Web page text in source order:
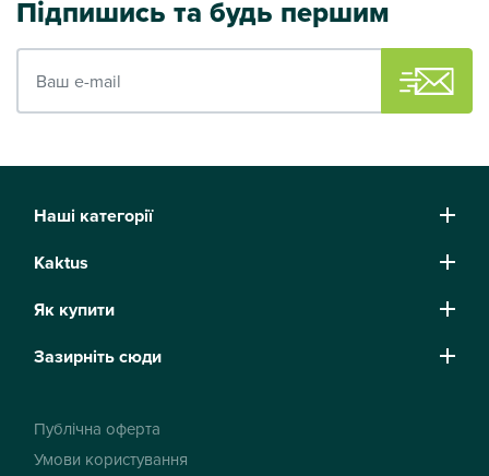
Підпишись та будь першим
Наші категорії
Kaktus
Як купити
Зазирніть сюди
Публічна оферта
Умови користування